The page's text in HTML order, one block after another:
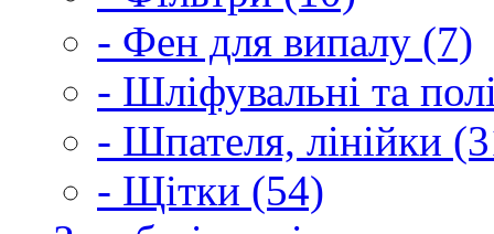
- Фен для випалу (7)
- Шліфувальні та
- Шпателя, лінійки
- Щітки (54)